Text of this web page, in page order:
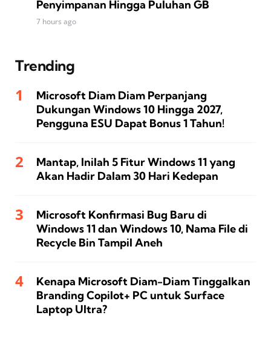
Penyimpanan Hingga Puluhan GB
7 hours ago
Trending
Microsoft Diam Diam Perpanjang
Dukungan Windows 10 Hingga 2027,
Pengguna ESU Dapat Bonus 1 Tahun!
Mantap, Inilah 5 Fitur Windows 11 yang
Akan Hadir Dalam 30 Hari Kedepan
Microsoft Konfirmasi Bug Baru di
Windows 11 dan Windows 10, Nama File di
Recycle Bin Tampil Aneh
Kenapa Microsoft Diam-Diam Tinggalkan
Branding Copilot+ PC untuk Surface
Laptop Ultra?